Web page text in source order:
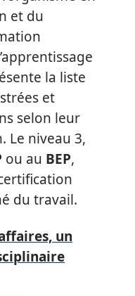
et du
la liste
et
selon leur
Le niveau 3,
ou au BEP,
du travail.
un